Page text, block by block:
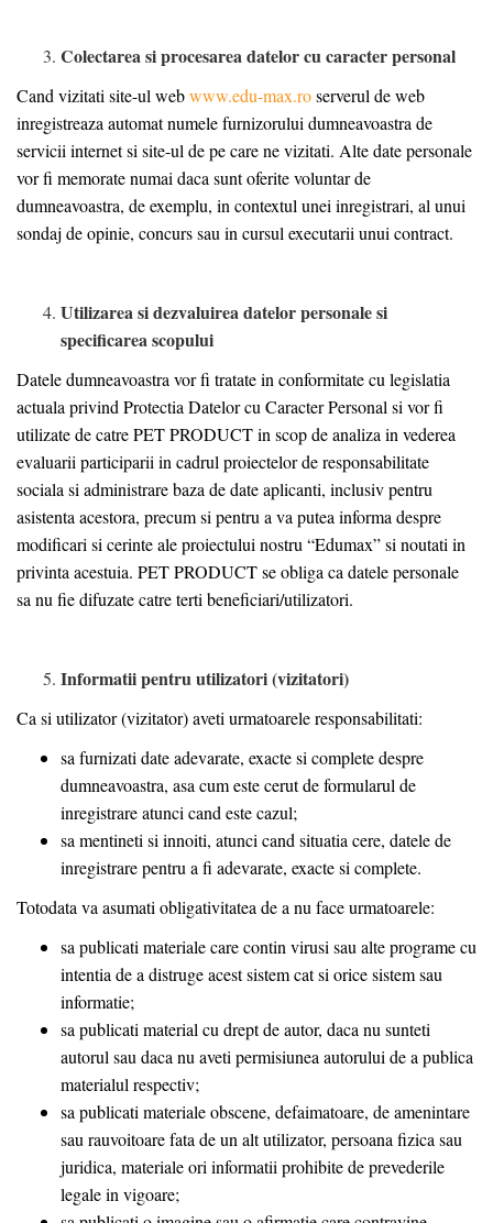
Colectarea si procesarea datelor cu caracter personal
Cand vizitati site-ul webwww.edu-max.roserverul de web
inregistreaza automat numele furnizorului dumneavoastra de
servicii internet si site-ul de pe care ne vizitati. Alte date personale
vor fi memorate numai daca sunt oferite voluntar de
dumneavoastra, de exemplu, in contextul unei inregistrari, al unui
sondaj de opinie, concurs sau in cursul executarii unui contract.
Utilizarea si dezvaluirea datelor personale si
specificarea scopului
Datele dumneavoastra vor fi tratate in conformitate cu legislatia
actuala privind Protectia Datelor cu Caracter Personal si vor fi
utilizate de catre PET PRODUCT in scop de analiza in vederea
evaluarii participarii in cadrul proiectelor de responsabilitate
sociala si administrare baza de date aplicanti, inclusiv pentru
asistenta acestora, precum si pentru a va putea informa despre
modificari si cerinte ale proiectului nostru “Edumax” si noutati in
privinta acestuia. PET PRODUCT se obliga ca datele personale
sa nu fie difuzate catre terti beneficiari/utilizatori.
Informatii pentru utilizatori (vizitatori)
Ca si utilizator (vizitator) aveti urmatoarele responsabilitati:
sa furnizati date adevarate, exacte si complete despre
dumneavoastra, asa cum este cerut de formularul de
inregistrare atunci cand este cazul;
sa mentineti si innoiti, atunci cand situatia cere, datele de
inregistrare pentru a fi adevarate, exacte si complete.
Totodata va asumati obligativitatea de a nu face urmatoarele:
sa publicati materiale care contin virusi sau alte programe cu
intentia de a distruge acest sistem cat si orice sistem sau
informatie;
sa publicati material cu drept de autor, daca nu sunteti
autorul sau daca nu aveti permisiunea autorului de a publica
materialul respectiv;
sa publicati materiale obscene, defaimatoare, de amenintare
sau rauvoitoare fata de un alt utilizator, persoana fizica sau
juridica, materiale ori informatii prohibite de prevederile
legale in vigoare;